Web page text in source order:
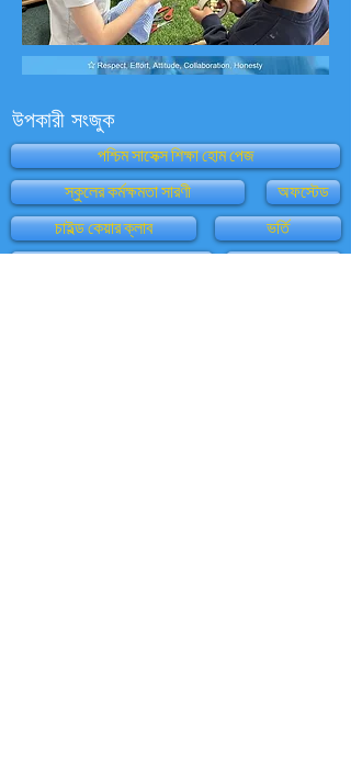
উপকারী সংজুক
পশ্চিম সাসেক্স শিক্ষা হোম পেজ
স্কুলের কর্মক্ষমতা সারণী
অফস্টেড
চাইল্ড কেয়ার ক্লাব
ভর্তি